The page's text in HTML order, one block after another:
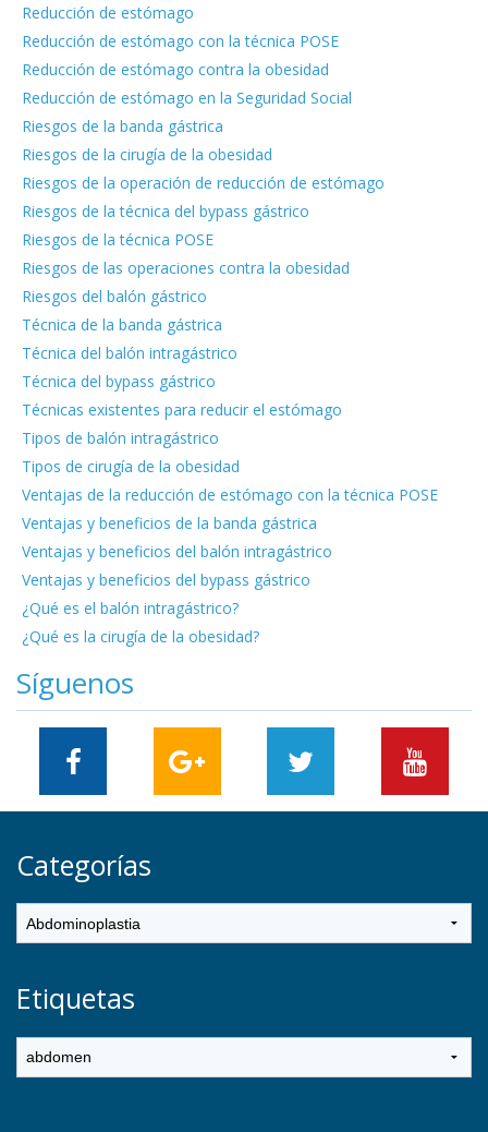
Reducción de estómago
Reducción de estómago con la técnica POSE
Reducción de estómago contra la obesidad
Reducción de estómago en la Seguridad Social
Riesgos de la banda gástrica
Riesgos de la cirugía de la obesidad
Riesgos de la operación de reducción de estómago
Riesgos de la técnica del bypass gástrico
Riesgos de la técnica POSE
Riesgos de las operaciones contra la obesidad
Riesgos del balón gástrico
Técnica de la banda gástrica
Técnica del balón intragástrico
Técnica del bypass gástrico
Técnicas existentes para reducir el estómago
Tipos de balón intragástrico
Tipos de cirugía de la obesidad
Ventajas de la reducción de estómago con la técnica POSE
Ventajas y beneficios de la banda gástrica
Ventajas y beneficios del balón intragástrico
Ventajas y beneficios del bypass gástrico
¿Qué es el balón intragástrico?
¿Qué es la cirugía de la obesidad?
Síguenos
Categorías
Etiquetas